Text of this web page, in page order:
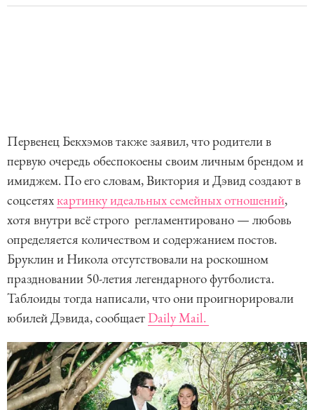
Первенец Бекхэмов также заявил, что родители в
первую очередь обеспокоены своим личным брендом и
имиджем. По его словам, Виктория и Дэвид создают в
соцсетяхкартинку идеальных семейных отношений,
хотя внутри всё строго регламентировано — любовь
определяется количеством и содержанием постов.
Бруклин и Никола отсутствовали на роскошном
праздновании 50-летия легендарного футболиста.
Таблоиды тогда написали, что они проигнорировали
юбилей Дэвида, сообщаетDaily Mail.